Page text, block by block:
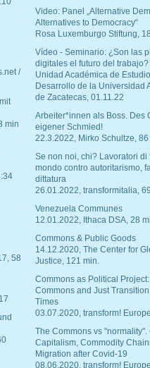
/
min
58
Video: Panel „Alternative
Alternatives to Democracy“
Rosa Luxemburgo Stiftung,
Vídeo - Seminario: ¿Son las
digitales el futuro del trabajo?
Unidad Académica de
Desarrollo de la Universidad
de Zacatecas, 01.11.22
Arbeiter*innen als Boss. Des
eigener Schmied!
22.3.2022, Mirko Schultze, 86
Se non noi, chi? Lavoratori di
mondo contro autoritarismo,
dittatura
26.01.2022, transformitalia,
Venezuela Communes
12.01.2022, Ithaca DSA, 28
Commons & Public Goods
14.12.2020, The Center for
Justice, 121 min.
Commons as Political Project:
Commons and Just
Times
03.07.2020, transform!
The Commons vs "normality".
Capitalism, Commodity
Migration after Covid-19
08.06.2020, transform!